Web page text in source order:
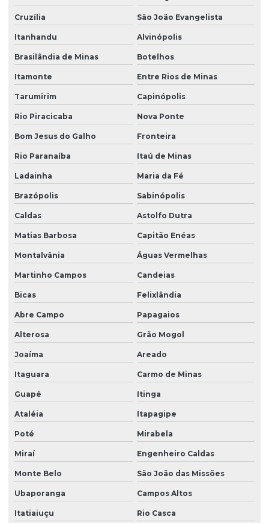
Cruzília São João Evangelista
Itanhandu Alvinópolis
Brasilândia de Minas Botelhos
Itamonte Entre Rios de Minas
Tarumirim Capinópolis
Rio Piracicaba Nova Ponte
Bom Jesus do Galho Fronteira
Rio Paranaíba Itaú de Minas
Ladainha Maria da Fé
Brazópolis Sabinópolis
Caldas Astolfo Dutra
Matias Barbosa Capitão Enéas
Montalvânia Águas Vermelhas
Martinho Campos Candeias
Bicas Felixlândia
Abre Campo Papagaios
Alterosa Grão Mogol
Joaíma Areado
Itaguara Carmo de Minas
Guapé Itinga
Ataléia Itapagipe
Poté Mirabela
Miraí Engenheiro Caldas
Monte Belo São João das Missões
Ubaporanga Campos Altos
Itatiaiuçu Rio Casca